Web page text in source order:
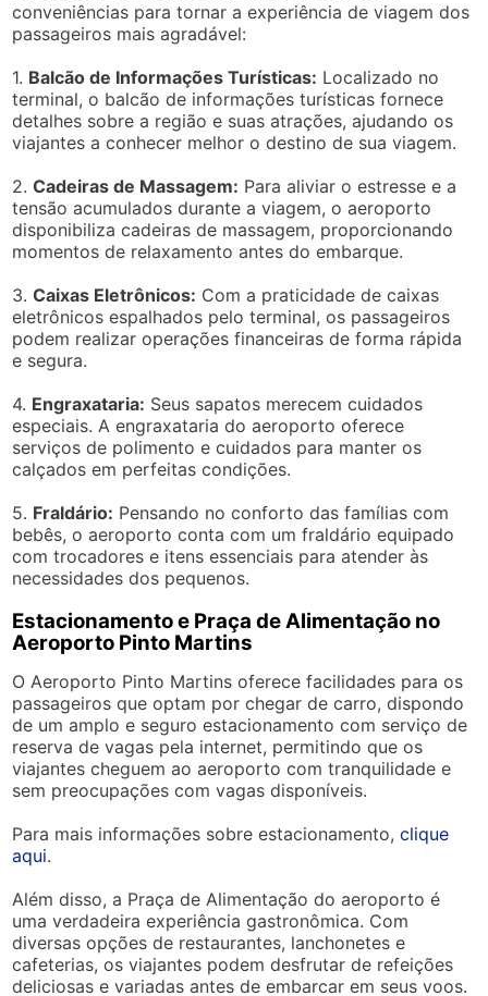
conveniências para tornar a experiência de viagem dos
passageiros mais agradável:
1. Balcão de Informações Turísticas: Localizado no
terminal, o balcão de informações turísticas fornece
detalhes sobre a região e suas atrações, ajudando os
viajantes a conhecer melhor o destino de sua viagem.
2.Cadeiras de Massagem: Para aliviar o estresse e a
tensão acumulados durante a viagem, o aeroporto
disponibiliza cadeiras de massagem, proporcionando
momentos de relaxamento antes do embarque.
3.Caixas Eletrônicos: Com a praticidade de caixas
eletrônicos espalhados pelo terminal, os passageiros
podem realizar operações financeiras de forma rápida
e segura.
4. Engraxataria: Seus sapatos merecem cuidados
especiais. A engraxataria do aeroporto oferece
serviços de polimento e cuidados para manter os
calçados em perfeitas condições.
5. Fraldário: Pensando no conforto das famílias com
bebês, o aeroporto conta com um fraldário equipado
com trocadores e itens essenciais para atender às
necessidades dos pequenos.
Estacionamento e Praça de Alimentação no
Aeroporto Pinto Martins
O Aeroporto Pinto Martins oferece facilidades para os
passageiros que optam por chegar de carro, dispondo
de um amplo e seguro estacionamento com serviço de
reserva de vagas pela internet, permitindo que os
viajantes cheguem ao aeroporto com tranquilidade e
sem preocupações com vagas disponíveis.
Para mais informações sobre estacionamento,clique
aqui.
Além disso, a Praça de Alimentação do aeroporto é
uma verdadeira experiência gastronômica. Com
diversas opções de restaurantes, lanchonetes e
cafeterias, os viajantes podem desfrutar de refeições
deliciosas e variadas antes de embarcar em seus voos.